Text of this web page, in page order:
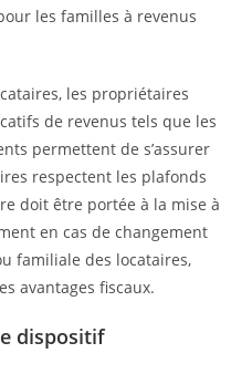
les familles à revenus
les propriétaires
de revenus tels que les
permettent de s’assurer
respectent les plafonds
doit être portée à la mise à
en cas de changement
familiale des locataires,
avantages fiscaux.
dispositif